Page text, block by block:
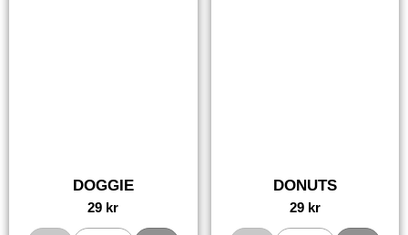
DOGGIE
29 kr
DONUTS
29 kr